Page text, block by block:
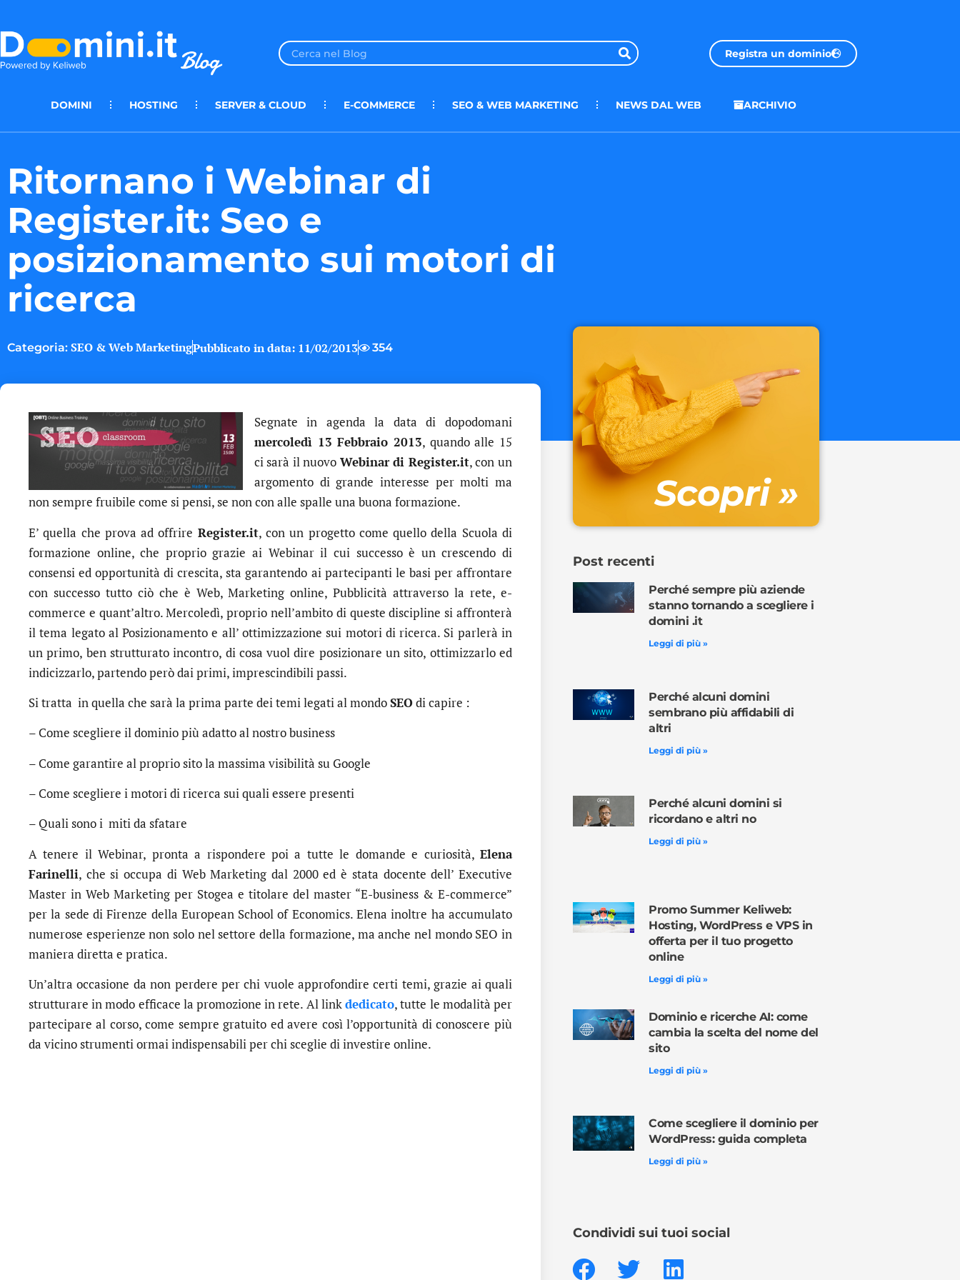
Registra un dominio
DOMINI HOSTING SERVER & CLOUD E-COMMERCE SEO & WEB MARKETING NEWS DAL WEB ARCHIVIO
Ritornano i Webinar di
Register.it: Seo e
posizionamento sui motori di
ricerca
Categoria: SEO & Web MarketingPubblicato in data: 11/02/2013 354
Segnate in agenda la data di dopodomani
mercoledì 13 Febbraio 2013, quando alle 15
ci sarà il nuovo Webinar di Register.it, con un
argomento di grande interesse per molti ma
non sempre fruibile come si pensi, se non con alle spalle una buona formazione.
E’ quella che prova ad offrire Register.it, con un progetto come quello della Scuola di
formazione online, che proprio grazie ai Webinar il cui successo è un crescendo di
consensi ed opportunità di crescita, sta garantendo ai partecipanti le basi per affrontare
con successo tutto ciò che è Web, Marketing online, Pubblicità attraverso la rete, e-
commerce e quant’altro. Mercoledì, proprio nell’ambito di queste discipline si affronterà
il tema legato al Posizionamento e all’ ottimizzazione sui motori di ricerca. Si parlerà in
un primo, ben strutturato incontro, di cosa vuol dire posizionare un sito, ottimizzarlo ed
indicizzarlo, partendo però dai primi, imprescindibili passi.
Si tratta in quella che sarà la prima parte dei temi legati al mondoSEO di capire :
– Come scegliere il dominio più adatto al nostro business
– Come garantire al proprio sito la massima visibilità su Google
– Come scegliere i motori di ricerca sui quali essere presenti
– Quali sono i miti da sfatare
A tenere il Webinar, pronta a rispondere poi a tutte le domande e curiosità, Elena
Farinelli, che si occupa di Web Marketing dal 2000 ed è stata docente dell’ Executive
Master in Web Marketing per Stogea e titolare del master “E-business & E-commerce”
per la sede di Firenze della European School of Economics. Elena inoltre ha accumulato
numerose esperienze non solo nel settore della formazione, ma anche nel mondo SEO in
maniera diretta e pratica.
Un’altra occasione da non perdere per chi vuole approfondire certi temi, grazie ai quali
strutturare in modo efficace la promozione in rete. Al linkdedicato, tutte le modalità per
partecipare al corso, come sempre gratuito ed avere così l’opportunità di conoscere più
da vicino strumenti ormai indispensabili per chi sceglie di investire online.
Scopri »
Post recenti
Perché sempre più aziende
stanno tornando a scegliere i
domini .it
Leggi di più »
Perché alcuni domini
sembrano più affidabili di
altri
Leggi di più »
Perché alcuni domini si
ricordano e altri no
Leggi di più »
Promo Summer Keliweb:
Hosting, WordPress e VPS in
offerta per il tuo progetto
online
Leggi di più »
Dominio e ricerche AI: come
cambia la scelta del nome del
sito
Leggi di più »
Come scegliere il dominio per
WordPress: guida completa
Leggi di più »
Condividi sui tuoi social